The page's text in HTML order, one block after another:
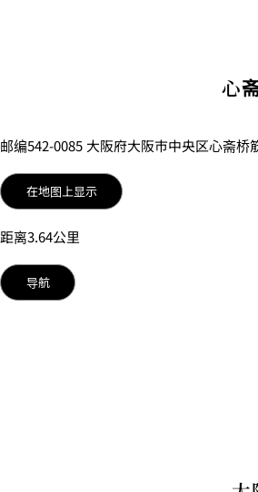
心
邮编542-0085 大阪府大阪市中央区心斋桥
在地图上显示
距离3.64公里
导航